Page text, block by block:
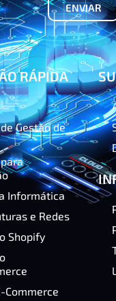
ENVIAR
RÁPIDA
Gestão de
Informática
e Redes
Shopify
Commerce